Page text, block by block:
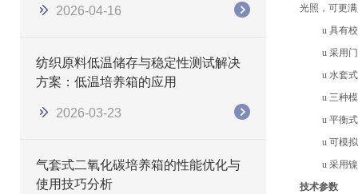
2026-04-16
纺织原料低温储存与稳定性测试解决
方案：低温培养箱的应用
2026-03-23
气套式二氧化碳培养箱的性能优化与
使用技巧分析
光照 ，可更
u 具有
u 采用
u 水套
u 三种
u 平衡
u 可模
u 采用
技术参数